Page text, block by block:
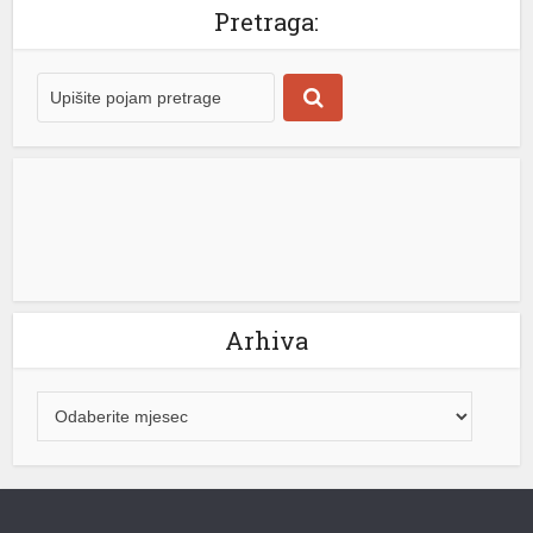
shortener
Pretraga:
Arhiva